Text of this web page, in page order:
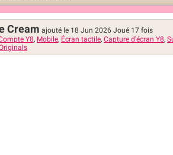
Cream ajouté le 18 Jun 2026 Joué 17 fois
Y8, Mobile, Écran tactile, Capture d'écran Y8,